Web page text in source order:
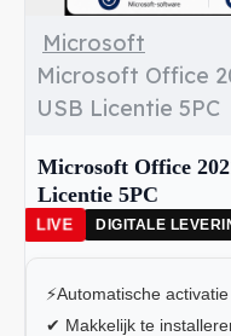
Microsoft
Microsoft Office
USB Licentie 5PC
Microsoft Office
Licentie 5PC
LIVE DIGITALE
⚡Automatische activatie
✔ Makkelijk te